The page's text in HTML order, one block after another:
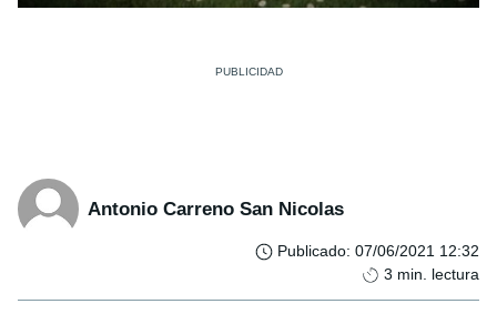
Antonio Carreno San Nicolas
Publicado: 07/06/2021 12:32
3 min. lectura